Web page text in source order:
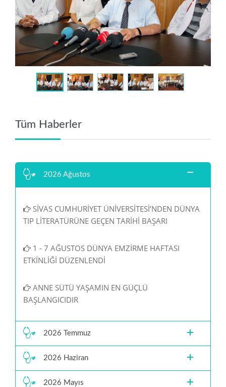
Tüm Haberler
2026 Ağustos
SİVAS CUMHURİYET ÜNİVERSİTESİ’NDEN DÜNYA
TIP LİTERATÜRÜNE GEÇEN TARİHİ BAŞARI
1 - 7 AĞUSTOS DÜNYA EMZİRME HAFTASI
ETKİNLİĞİ DÜZENLENDİ
ANNE SÜTÜ YAŞAMIN EN GÜÇLÜ
BAŞLANGICIDIR
2026 Temmuz
2026 Haziran
2026 Mayıs